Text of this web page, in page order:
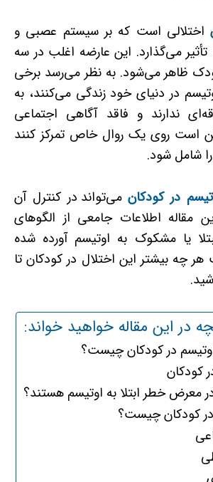
اختلالی است که بر سیستم عصبی و
می‌گذارد. این عارضه اغلب در سه
ظاهر می‌شود. به نظر می‌رسد برخی
در دنیای خود زندگی می‌کنند، به
ندارند و فاقد آگاهی اجتماعی
است روی یک روال خاص تمرکز کنند
شامل شود.
در کودکان می‌تواند در کنترل آن
مقاله اطلاعات جامعی از الگو‌های
یا مشکوک به اوتیسم آورده شده
چه بیشتر این اختلال در کودکان تا
در این مقاله خواهید خواند:
در کودکان چیست؟
کودکان
معرض خطر ابتلا به اوتیسم هستند؟
در کودکان چیست؟